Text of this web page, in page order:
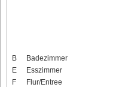
B
Badezimmer
E
Esszimmer
F
Flur/Entree